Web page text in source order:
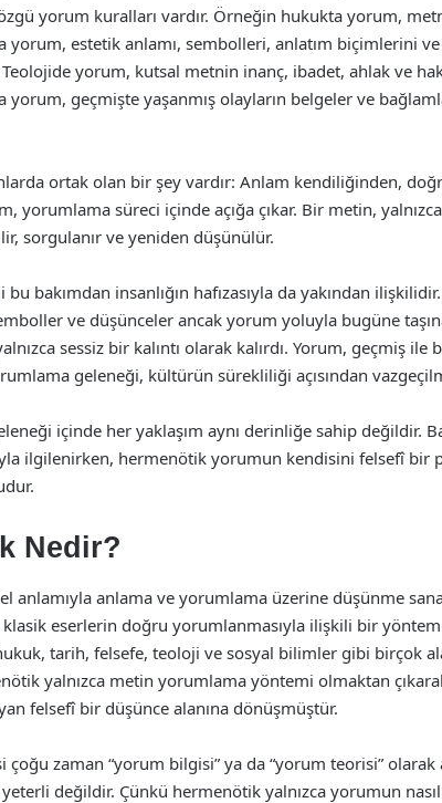
yorum kuralları vardır. Örneğin hukukta yorum,
yorum, estetik anlamı, sembolleri, anlatım biçimlerini
Teolojide yorum, kutsal metnin inanç, ibadet, ahlak ve
yorum, geçmişte yaşanmış olayların belgeler ve
ortak olan bir şey vardır: Anlam kendiliğinden,
yorumlama süreci içinde açığa çıkar. Bir metin,
sorgulanır ve yeniden düşünülür.
bakımdan insanlığın hafızasıyla da yakından
ve düşünceler ancak yorum yoluyla bugüne
sessiz bir kalıntı olarak kalırdı. Yorum, geçmiş ile
geleneği, kültürün sürekliliği açısından
içinde her yaklaşım aynı derinliğe sahip değildir.
ilgilenirken, hermenötik yorumun kendisini felsefî bir
Nedir?
anlamıyla anlama ve yorumlama üzerine düşünme
eserlerin doğru yorumlanmasıyla ilişkili bir
tarih, felsefe, teoloji ve sosyal bilimler gibi birçok
yalnızca metin yorumlama yöntemi olmaktan
felsefî bir düşünce alanına dönüşmüştür.
zaman “yorum bilgisi” ya da “yorum teorisi” olarak
yeterli değildir. Çünkü hermenötik yalnızca yorumun nasıl